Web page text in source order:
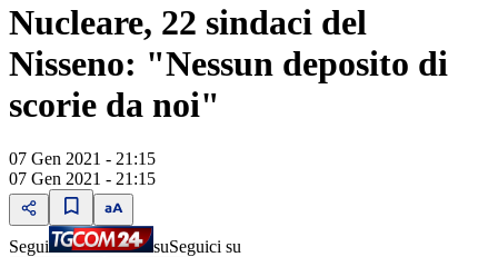
Nucleare, 22 sindaci del
Nisseno: "Nessun deposito di
scorie da noi"
07 Gen 2021 - 21:15
07 Gen 2021 - 21:15
Segui suSeguici su